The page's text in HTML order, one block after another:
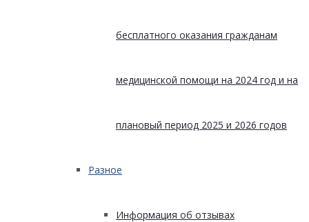
бесплатного оказания гражданам
медицинской помощи на 2024 год и на
плановый период 2025 и 2026 годов
Разное
Информация об отзывах